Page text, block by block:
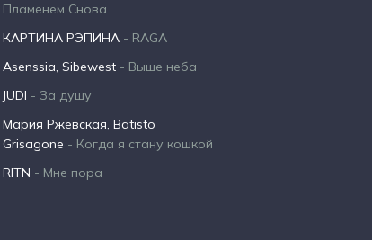
Пламенем Снова
КАРТИНА РЭПИНА - RAGA
Asenssia, Sibewest - Выше неба
JUDI - За душу
Мария Ржевская, Batisto
Grisagone - Когда я стану кошкой
RITN - Мне пора